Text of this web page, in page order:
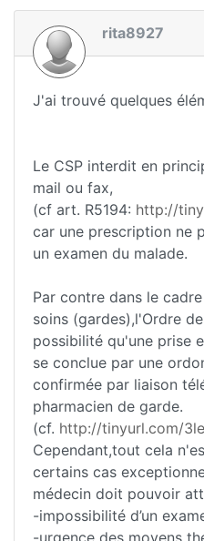
rita8927
J'ai trouvé quelques
Le CSP interdit en
mail ou fax,
(cf art. R5194: http://
car une prescription ne
un examen du malade.
Par contre dans le
soins (gardes),l'Ordre
possibilité qu'une prise
se conclue par une
confirmée par liaison
pharmacien de garde.
(cf. http://tinyurl.com/
Cependant,tout cela
certains cas
médecin doit pouvoir
-impossibilité d’un